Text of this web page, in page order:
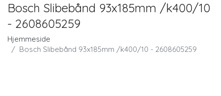
Bosch Slibebånd 93x185mm /k400/10
- 2608605259
Hjemmeside
Bosch Slibebånd 93x185mm /k400/10 - 2608605259